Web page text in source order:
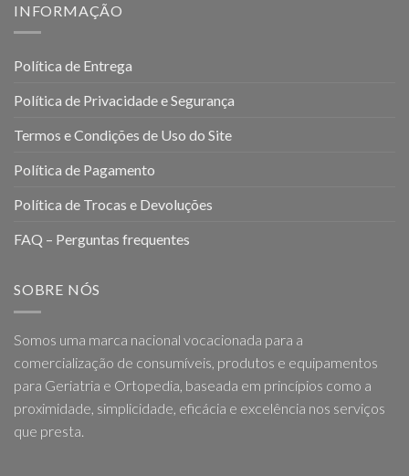
INFORMAÇÃO
Política de Entrega
Política de Privacidade e Segurança
Termos e Condições de Uso do Site
Política de Pagamento
Política de Trocas e Devoluções
FAQ – Perguntas frequentes
SOBRE NÓS
Somos uma marca nacional vocacionada para a
comercialização de consumíveis, produtos e equipamentos
para Geriatria e Ortopedia, baseada em princípios como a
proximidade, simplicidade, eficácia e excelência nos serviços
que presta.